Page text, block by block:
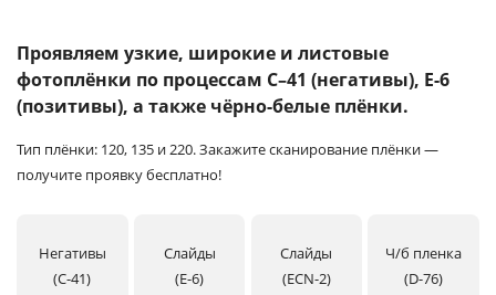
Проявляем узкие, широкие и листовые
фотоплёнки по процессам C–41 (негативы), E-6
(позитивы), а также чёрно-белые плёнки.
Тип плёнки: 120, 135 и 220.Закажите сканирование плёнки —
получите проявку бесплатно!
Негативы
(C-41)
Слайды
(E-6)
Слайды
(ECN-2)
Ч/б пленка
(D-76)